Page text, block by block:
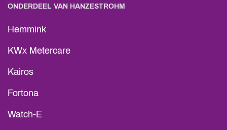
ONDERDEEL VAN HANZESTROHM
Hemmink
KWx Metercare
Kairos
Fortona
Watch-E